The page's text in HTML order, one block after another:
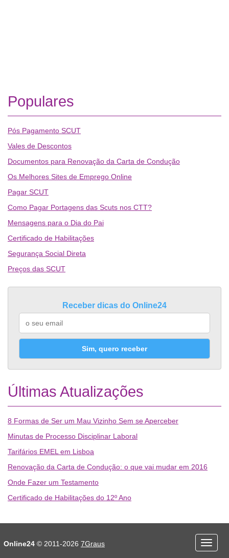
Populares
Pós Pagamento SCUT
Vales de Descontos
Documentos para Renovação da Carta de Condução
Os Melhores Sites de Emprego Online
Pagar SCUT
Como Pagar Portagens das Scuts nos CTT?
Mensagens para o Dia do Pai
Certificado de Habilitações
Segurança Social Direta
Preços das SCUT
Receber dicas do Online24
Sim, quero receber
Últimas Atualizações
8 Formas de Ser um Mau Vizinho Sem se Aperceber
Minutas de Processo Disciplinar Laboral
Tarifários EMEL em Lisboa
Renovação da Carta de Condução: o que vai mudar em 2016
Onde Fazer um Testamento
Certificado de Habilitações do 12º Ano
Educação
Online24 © 2011-2026 7Graus
Menu
mobile